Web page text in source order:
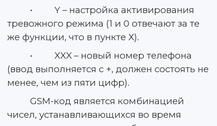
• Y – настройка активирования
тревожного режима (1 и 0 отвечают за те
же функции, что в пункте Х).
• XXX – новый номер телефона
(ввод выполняется с +, должен состоять не
менее, чем из пяти цифр).
GSM-код является комбинацией
чисел, устанавливающихся во время